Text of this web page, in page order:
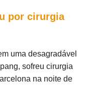
por cirurgia
uma desagradável
sofreu cirurgia
na noite de